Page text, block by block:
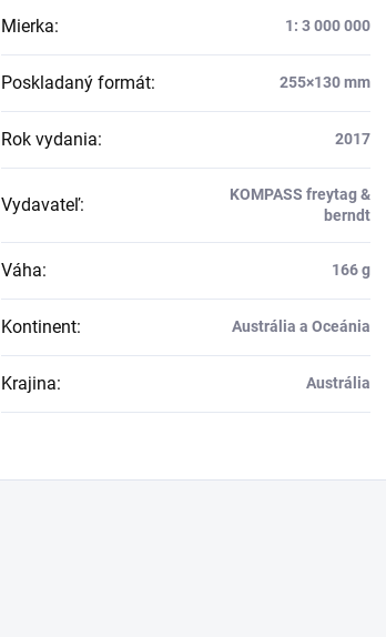
Mierka: 1: 3 000 000
Poskladaný formát: 255×130 mm
Rok vydania: 2017
Vydavateľ:
KOMPASS freytag &
berndt
Váha: 166 g
Kontinent: Austrália a Oceánia
Krajina: Austrália